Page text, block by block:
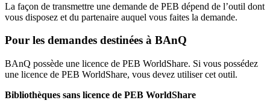
La façon de transmettre une demande de PEB dépend de l’outil dont
vous disposez et du partenaire auquel vous faites la demande.
Pour les demandes destinées à BAnQ
BAnQ possède une licence de PEB WorldShare. Si vous possédez
une licence de PEB WorldShare, vous devez utiliser cet outil.
Bibliothèques sans licence de PEB WorldShare